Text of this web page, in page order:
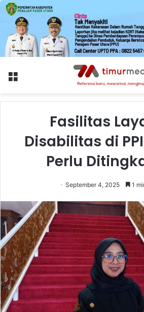
Menu
Fasilitas
Disabilitas di
Perlu
September 4, 2025 1